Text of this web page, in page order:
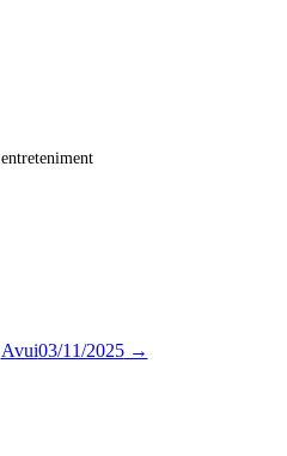
entreteniment
Avui03/11/2025→